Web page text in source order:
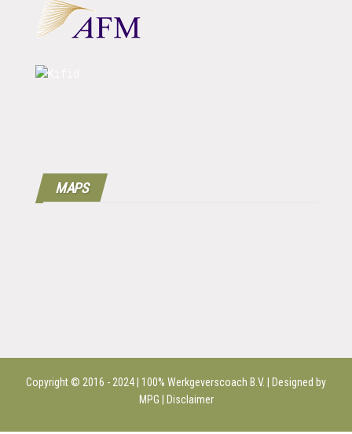
MAPS
Copyright © 2016 - 2024 | 100% Werkgeverscoach B.V. | Designed by
MPG |
Disclaimer